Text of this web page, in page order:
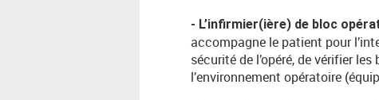
- L’infirmier(ière) de bloc
accompagne le patient pour
sécurité de l’opéré, de vérifier
l’environnement opératoire